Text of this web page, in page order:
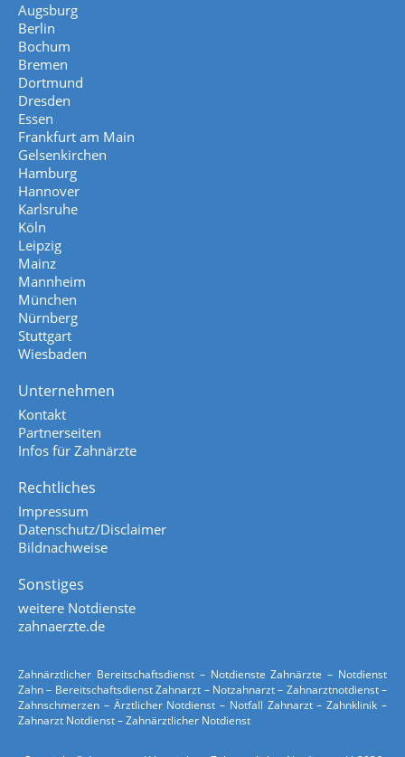
Augsburg
Berlin
Bochum
Bremen
Dortmund
Dresden
Essen
Frankfurt am Main
Gelsenkirchen
Hamburg
Hannover
Karlsruhe
Köln
Leipzig
Mainz
Mannheim
München
Nürnberg
Stuttgart
Wiesbaden
Unternehmen
Kontakt
Partnerseiten
Infos für Zahnärzte
Rechtliches
Impressum
Datenschutz/Disclaimer
Bildnachweise
Sonstiges
weitere Notdienste
zahnaerzte.de
Zahnärztlicher Bereitschaftsdienst – Notdienste Zahnärzte – Notdienst
Zahn – Bereitschaftsdienst Zahnarzt – Notzahnarzt – Zahnarztnotdienst –
Zahnschmerzen – Ärztlicher Notdienst – Notfall Zahnarzt – Zahnklinik –
Zahnarzt Notdienst – Zahnärztlicher Notdienst